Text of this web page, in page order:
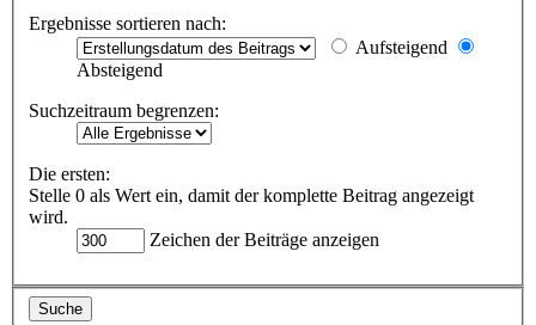
Ergebnisse sortieren nach:
Aufsteigend
Absteigend
Suchzeitraum begrenzen:
Die ersten:
Stelle 0 als Wert ein, damit der komplette Beitrag angezeigt
wird.
Zeichen der Beiträge anzeigen